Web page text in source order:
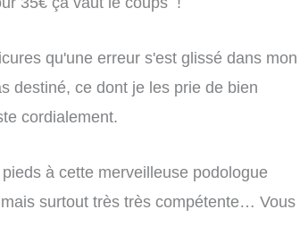
qu'une erreur s'est glissé dans mon
destiné, ce dont je les prie de bien
cordialement.
à cette merveilleuse podologue
surtout très très compétente… Vous